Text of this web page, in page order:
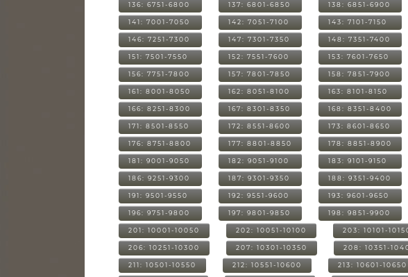
136: 6751-6800 137: 6801-6850 138: 6851-6900
141: 7001-7050 142: 7051-7100 143: 7101-7150
146: 7251-7300 147: 7301-7350 148: 7351-7400
151: 7501-7550 152: 7551-7600 153: 7601-7650
156: 7751-7800 157: 7801-7850 158: 7851-7900
161: 8001-8050 162: 8051-8100 163: 8101-8150
166: 8251-8300 167: 8301-8350 168: 8351-8400
171: 8501-8550 172: 8551-8600 173: 8601-8650
176: 8751-8800 177: 8801-8850 178: 8851-8900
181: 9001-9050 182: 9051-9100 183: 9101-9150
186: 9251-9300 187: 9301-9350 188: 9351-9400
191: 9501-9550 192: 9551-9600 193: 9601-9650
196: 9751-9800 197: 9801-9850 198: 9851-9900
201: 10001-10050 202: 10051-10100 203: 10101-
206: 10251-10300 207: 10301-10350 208: 10351-
211: 10501-10550 212: 10551-10600 213: 10601-10650